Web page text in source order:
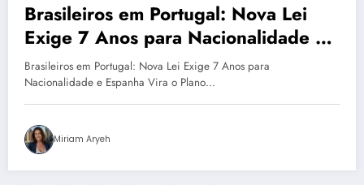
Brasileiros em Portugal: Nova Lei
Exige 7 Anos para Nacionalidade e
Espanha Vira o Plano B?
Brasileiros em Portugal: Nova Lei Exige 7 Anos para
Nacionalidade e Espanha Vira o Plano…
Miriam Aryeh